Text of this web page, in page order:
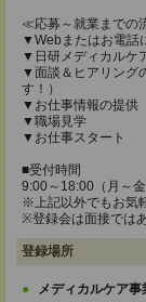
≪応募～就業までの
▼Webまたはお電話
▼日研メディカルケ
▼面談＆ヒアリング
す！）
▼お仕事情報の提供
▼職場見学
▼お仕事スタート
■受付時間
9:00～18:00（月～金
※上記以外でもお気
※登録会は面接では
登録場所
メディカルケア